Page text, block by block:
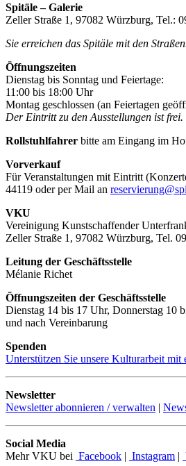
Spitäle – Galerie
Zeller Straße 1, 97082 Würzburg, Tel.:
Sie erreichen das Spitäle mit den
Öffnungszeiten
Dienstag bis Sonntag und Feiertage:
11:00 bis 18:00 Uhr
Montag geschlossen (an Feiertagen
Der Eintritt zu den Ausstellungen ist frei.
Rollstuhlfahrer bitte am Eingang im
Vorverkauf
Für Veranstaltungen mit Eintritt
44119 oder per Mail an
VKU
Vereinigung Kunstschaffender
Zeller Straße 1, 97082 Würzburg, Tel.
Leitung der Geschäftsstelle
Mélanie Richet
Öffnungszeiten der Geschäftsstelle
Dienstag 14 bis 17 Uhr, Donnerstag 10
und nach Vereinbarung
Spenden
Unterstützen Sie unsere Kulturarbeit mit
Newsletter
Newsletter abonnieren / verwalten |
Social Media
Mehr VKU bei Facebook | Instagram |